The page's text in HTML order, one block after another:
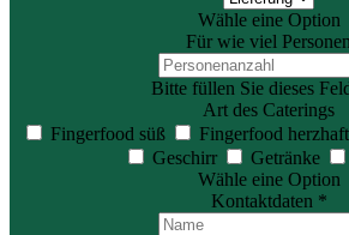
Wähle eine Option
Für wie viel Personen
Bitte füllen Sie dieses
Art des Caterings
Fingerfood süß
Fingerfood herzhaft
Geschirr
Getränke
Wähle eine Option
Kontaktdaten *